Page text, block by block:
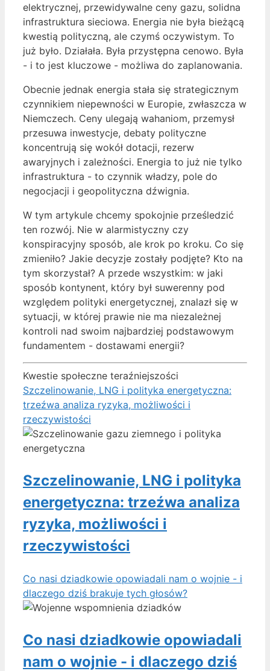
elektrycznej, przewidywalne ceny gazu, solidna
infrastruktura sieciowa. Energia nie była bieżącą
kwestią polityczną, ale czymś oczywistym. To
już było. Działała. Była przystępna cenowo. Była
- i to jest kluczowe - możliwa do zaplanowania.
Obecnie jednak energia stała się strategicznym
czynnikiem niepewności w Europie, zwłaszcza w
Niemczech. Ceny ulegają wahaniom, przemysł
przesuwa inwestycje, debaty polityczne
koncentrują się wokół dotacji, rezerw
awaryjnych i zależności. Energia to już nie tylko
infrastruktura - to czynnik władzy, pole do
negocjacji i geopolityczna dźwignia.
W tym artykule chcemy spokojnie prześledzić
ten rozwój. Nie w alarmistyczny czy
konspiracyjny sposób, ale krok po kroku. Co się
zmieniło? Jakie decyzje zostały podjęte? Kto na
tym skorzystał? A przede wszystkim: w jaki
sposób kontynent, który był suwerenny pod
względem polityki energetycznej, znalazł się w
sytuacji, w której prawie nie ma niezależnej
kontroli nad swoim najbardziej podstawowym
fundamentem - dostawami energii?
Kwestie społeczne teraźniejszości
Szczelinowanie, LNG i polityka energetyczna:
trzeźwa analiza ryzyka, możliwości i
rzeczywistości
Szczelinowanie, LNG i polityka
energetyczna: trzeźwa analiza
ryzyka, możliwości i
rzeczywistości
Co nasi dziadkowie opowiadali nam o wojnie - i
dlaczego dziś brakuje tych głosów?
Co nasi dziadkowie opowiadali
nam o wojnie - i dlaczego dziś